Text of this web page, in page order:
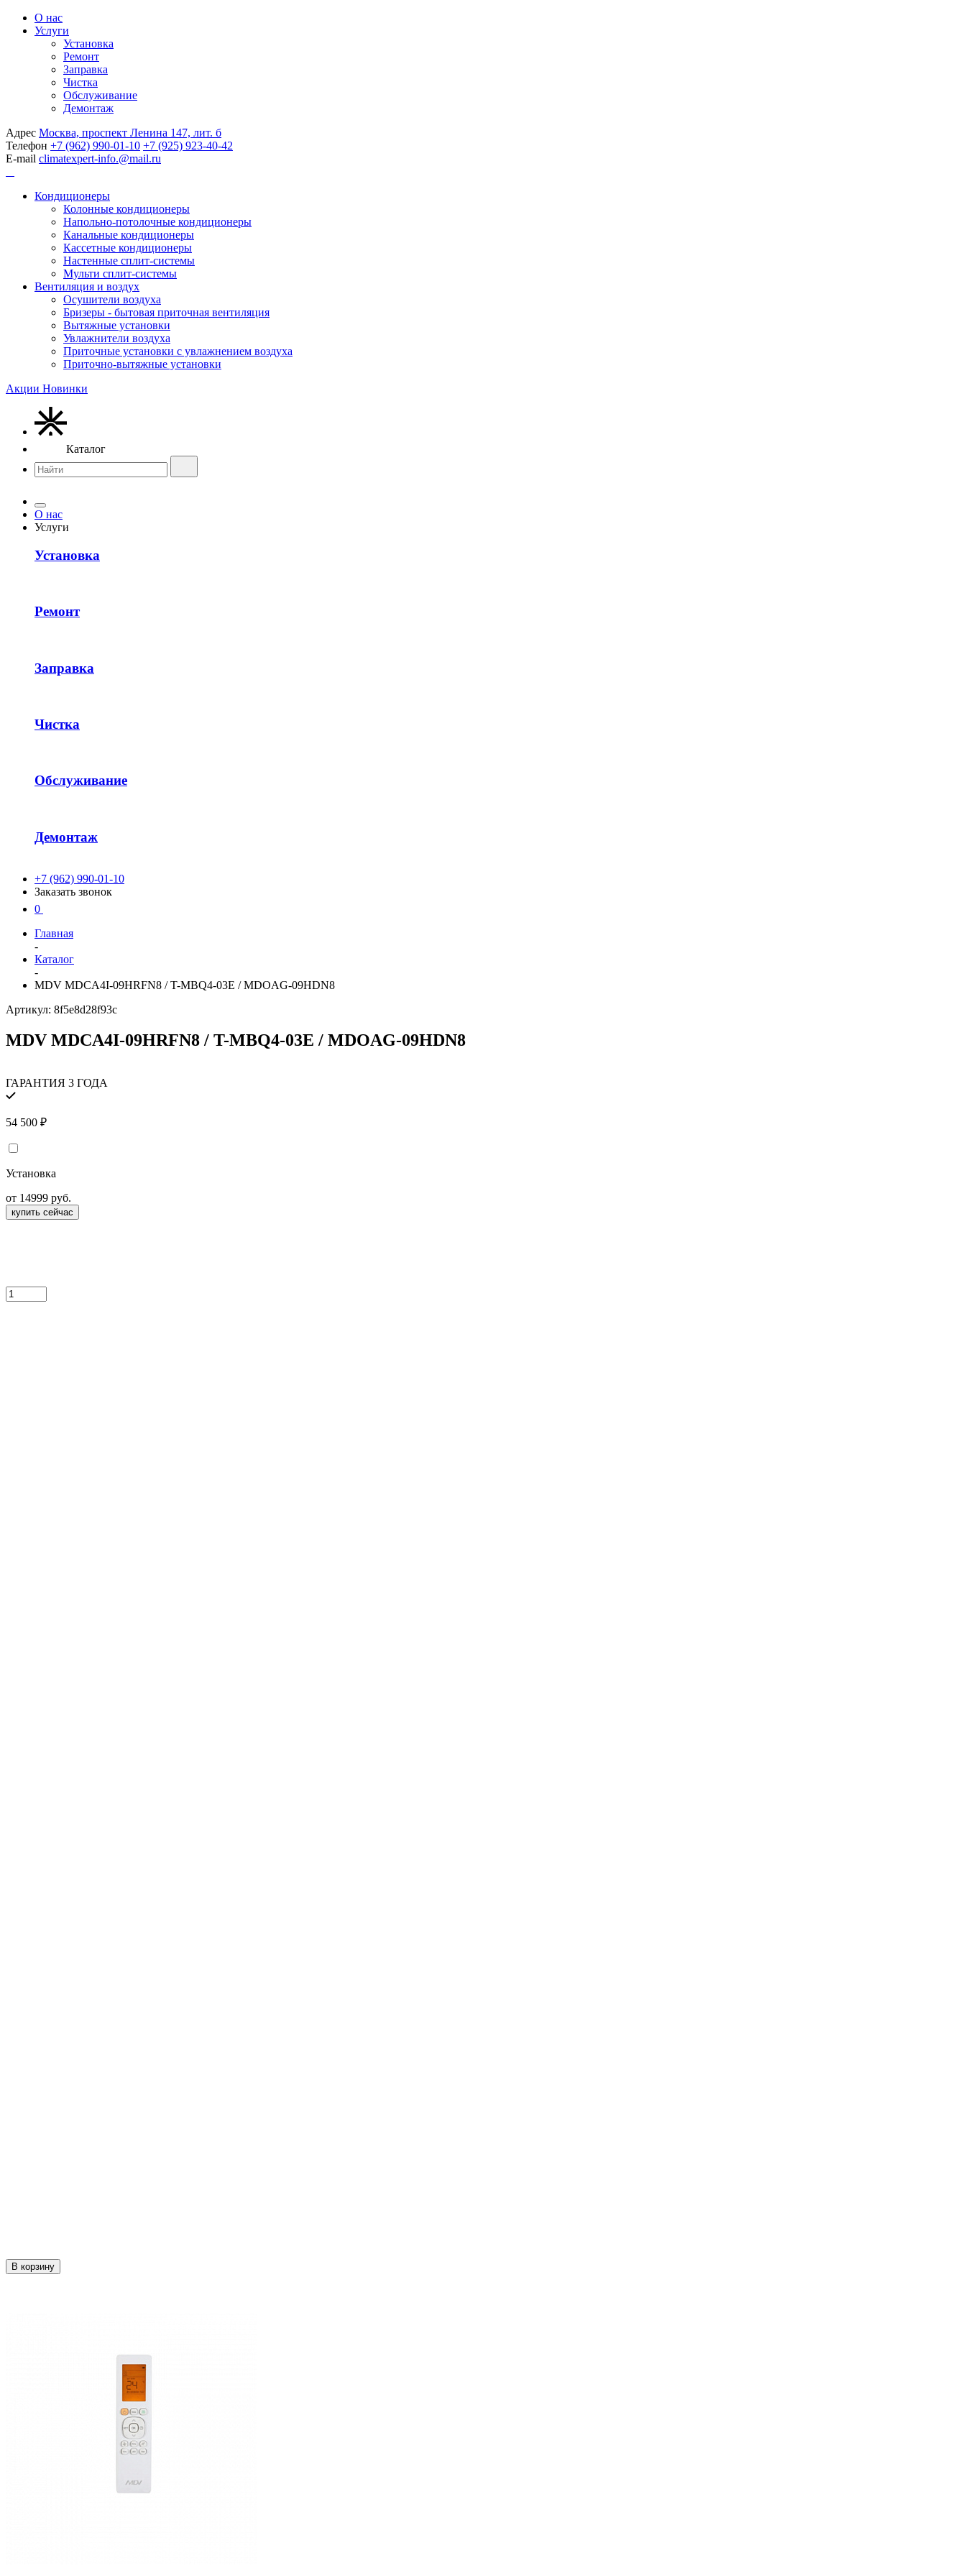
О нас
Услуги
Установка
Ремонт
Заправка
Чистка
Обслуживание
Демонтаж
Адрес Москва, проспект Ленина 147, лит. б
Телефон +7 (962) 990-01-10 +7 (925) 923-40-42
E-mail climatexpert-info.@mail.ru
Кондиционеры
Колонные кондиционеры
Напольно-потолочные кондиционеры
Канальные кондиционеры
Кассетные кондиционеры
Настенные сплит-системы
Мульти сплит-системы
Вентиляция и воздух
Осушители воздуха
Бризеры - бытовая приточная вентиляция
Вытяжные установки
Увлажнители воздуха
Приточные установки с увлажнением воздуха
Приточно-вытяжные установки
Акции Новинки
Каталог
О нас
Услуги
Установка
Ремонт
Заправка
Чистка
Обслуживание
Демонтаж
+7 (962) 990-01-10
Заказать звонок
0
Главная
-
Каталог
-
MDV MDCA4I-09HRFN8 / T-MBQ4-03E / MDOAG-09HDN8
Артикул: 8f5e8d28f93c
MDV MDCA4I-09HRFN8 / T-MBQ4-03E / MDOAG-09HDN8
ГАРАНТИЯ 3 ГОДА
54 500 ₽
Установка
от 14999 руб.
купить сейчас
В корзину